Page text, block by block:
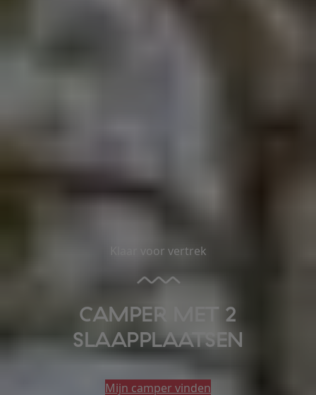
Klaar voor vertrek
CAMPER MET 2
SLAAPPLAATSEN
Mijn camper vinden